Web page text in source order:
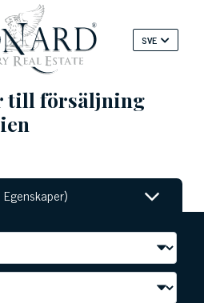
SVE
till försäljning
Egenskaper)